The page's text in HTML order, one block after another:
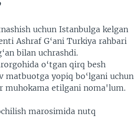
uchun Istanbulga kelgan
Ashraf G‘ani Turkiya rahbari
bilan uchrashdi.
o‘tgan qirq besh
matbuotga yopiq bo‘lgani uchun
muhokama etilgani noma'lum.
marosimida nutq